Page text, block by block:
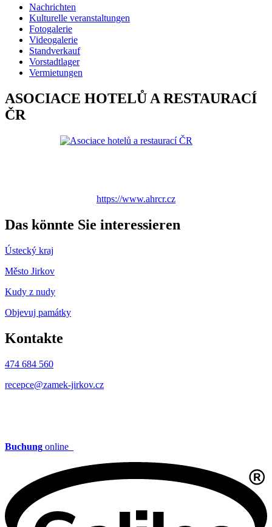
Nachrichten
Kulturelle veranstaltungen
Fotogalerie
Videogalerie
Standverkauf
Vorstadtlager
Vermietungen
ASOCIACE HOTELŮ A RESTAURACÍ
ČR
https://www.ahrcr.cz
Das könnte Sie interessieren
Ústecký kraj
Město Jirkov
Kudy z nudy
Objevuj památky
Kontakte
474 684 560
recepce@zamek-jirkov.cz
Buchung online